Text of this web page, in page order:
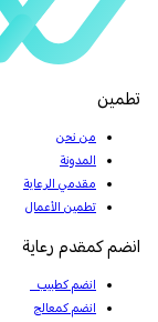
تطمين
من نحن
المدونة
مقدمي الرعاية
تطمين الأعمال
انضم كمقدم رعاية
انضم كطبيب
انضم كمعالج